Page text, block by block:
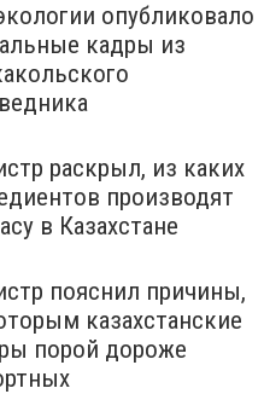
опубликовало
кадры из
раскрыл, из каких
производят
в Казахстане
пояснил причины,
казахстанские
порой дороже